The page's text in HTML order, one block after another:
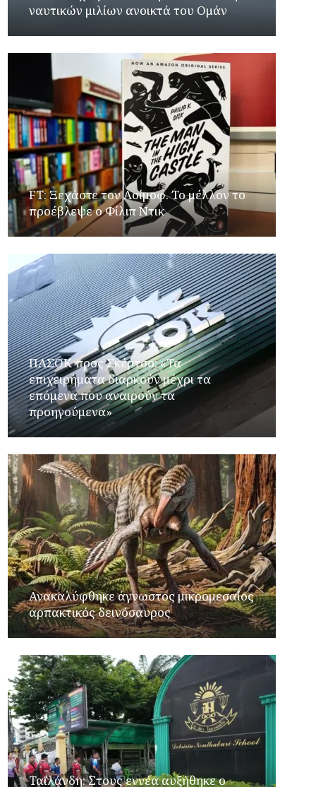
ναυτικών μιλίων ανοικτά του Ομάν
FT: Ξεχάστε τον Ασίμοφ. Το μέλλον το
προέβλεψε ο Φίλιπ Ντικ
ΠΑΣΟΚ προς Σκέρτσο: «Τα
επιχειρήματα διαρκούν μέχρι τα
επόμενα που αναιρούν τα
προηγούμενα»
Ανακαλύφθηκε άγνωστος μικρομεσαίος
αρπακτικός δεινόσαυρος
Ταϊλάνδη: Στους εννέα αυξήθηκε ο